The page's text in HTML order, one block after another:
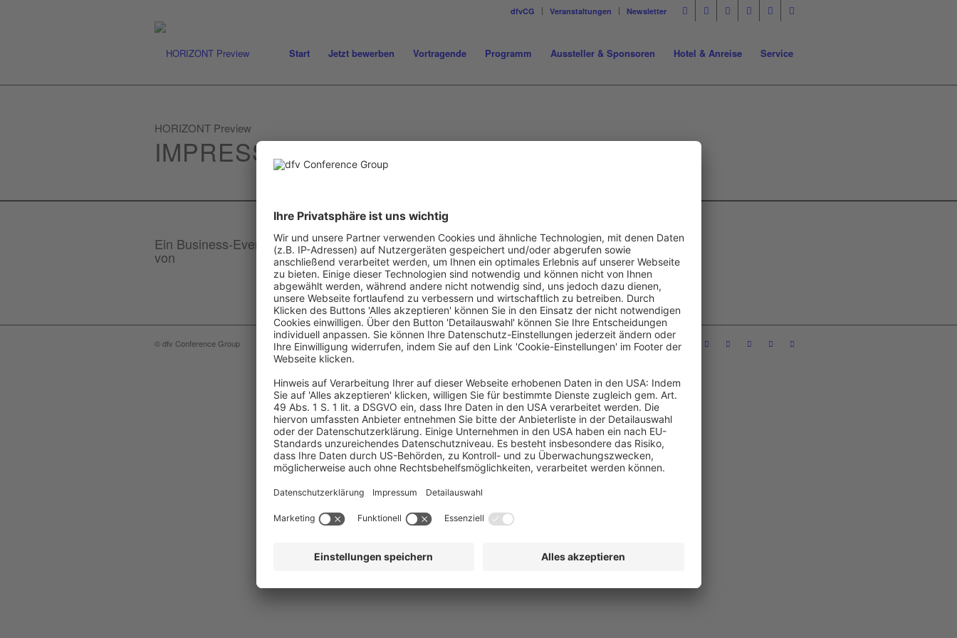
dfvCG Veranstaltungen Newsletter
Start Jetzt bewerben Vortragende Programm Aussteller & Sponsoren Hotel & Anreise Service
HORIZONT Preview
IMPRESSIONEN
Ein Business-Event
von
© dfv Conference Group AGB Impressum Datenschutz Cookie-Einstellungen